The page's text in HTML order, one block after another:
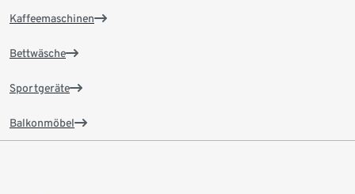
Kaffeemaschinen
Bettwäsche
Sportgeräte
Balkonmöbel